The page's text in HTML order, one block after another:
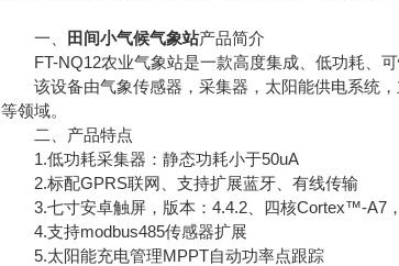
一、 田间小气候气象站产品简介
FT-NQ12农业气象站是一款高度集成、低功耗、可
该设备由气象传感器，采集器，太阳能供电系统，
等领域。
二、产品特点
1.低功耗采集器：静态功耗小于50uA
2.标配GPRS联网、支持扩展蓝牙、有线传输
3.七寸安卓触屏，版本：4.4.2、四核Cortex™-A7
4.支持modbus485传感器扩展
5.太阳能充电管理MPPT自动功率点跟踪